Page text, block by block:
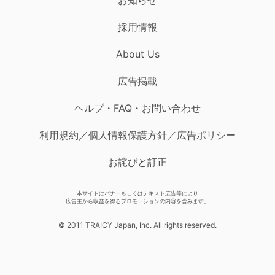
採用情報
About Us
広告掲載
ヘルプ・FAQ・お問い合わせ
利用規約／個人情報保護方針／広告ポリシー
お詫びと訂正
本サイトはバナーもしくはテキスト広告等により
広告主から収益を得るプロモーションの内容を含みます。
© 2011 TRAICY Japan, Inc. All rights reserved.